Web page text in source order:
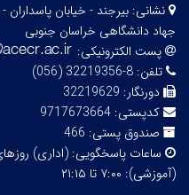
نشانی: بیرجند - خیابان
جهاد دانشگاهی خراسان جنوبی
پست الکترونیکی:
تلفن: 8-32219356 (056)
دورنگار: 32219629
کدپستی: 9717673664
صندوق پستی: 466
ساعات پاسخگویی:
(آموزشی): ۷:۰۰ تا ۲۱:۱۵